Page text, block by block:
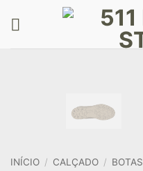
INÍCIO / CALÇADO / BOTAS